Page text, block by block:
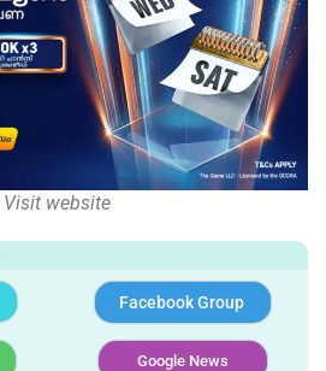
Visit website
Facebook Group
Google News